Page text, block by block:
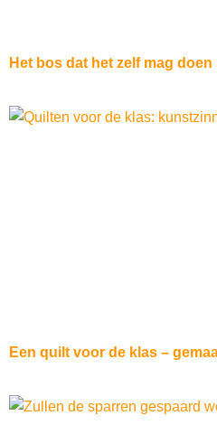
Het bos dat het zelf mag doen
Een quilt voor de klas –